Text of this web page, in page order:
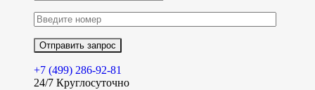
+7 (499) 286-92-81
24/7 Круглосуточно